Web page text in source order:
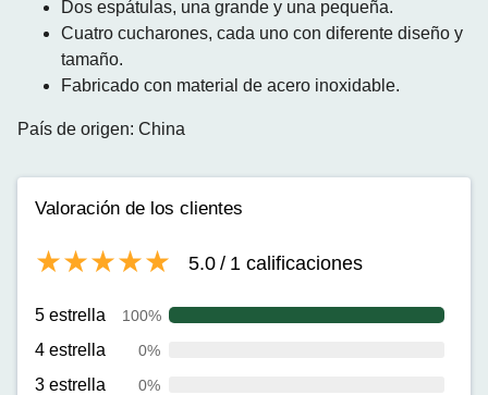
Dos espátulas, una grande y una pequeña.
Cuatro cucharones, cada uno con diferente diseño y
tamaño.
Fabricado con material de acero inoxidable.
País de origen: China
Valoración de los clientes
5.0 / 1 calificaciones
5 estrella 100%
4 estrella 0%
3 estrella 0%